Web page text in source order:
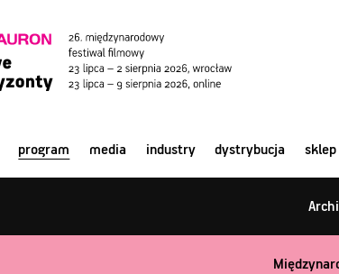
program media industry dystrybucja sklep